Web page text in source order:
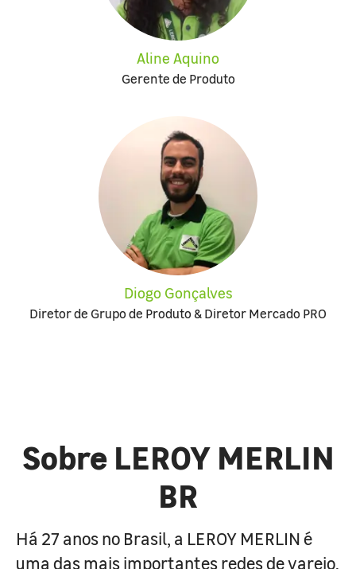
Aline Aquino
Gerente de Produto
Diogo Gonçalves
Diretor de Grupo de Produto & Diretor Mercado PRO
Sobre LEROY MERLIN
BR
Há 27 anos no Brasil, a LEROY MERLIN é
uma das mais importantes redes de varejo,